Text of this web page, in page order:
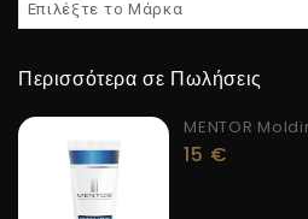
Περισσότερα σε Πωλήσεις
MENTOR
15 €